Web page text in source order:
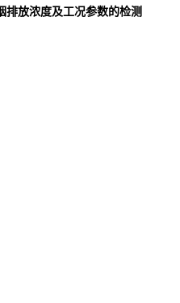
排放浓度及工况参数的检测